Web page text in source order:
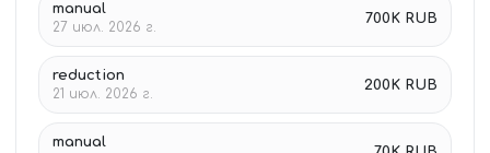
manual
27 июл. 2026 г.
700K RUB
reduction
21 июл. 2026 г.
200K RUB
manual